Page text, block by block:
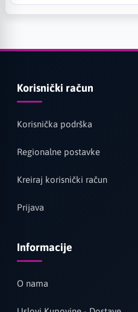
Korisnički račun
Korisnička podrška
Regionalne postavke
Kreiraj korisnički račun
Prijava
Informacije
O nama